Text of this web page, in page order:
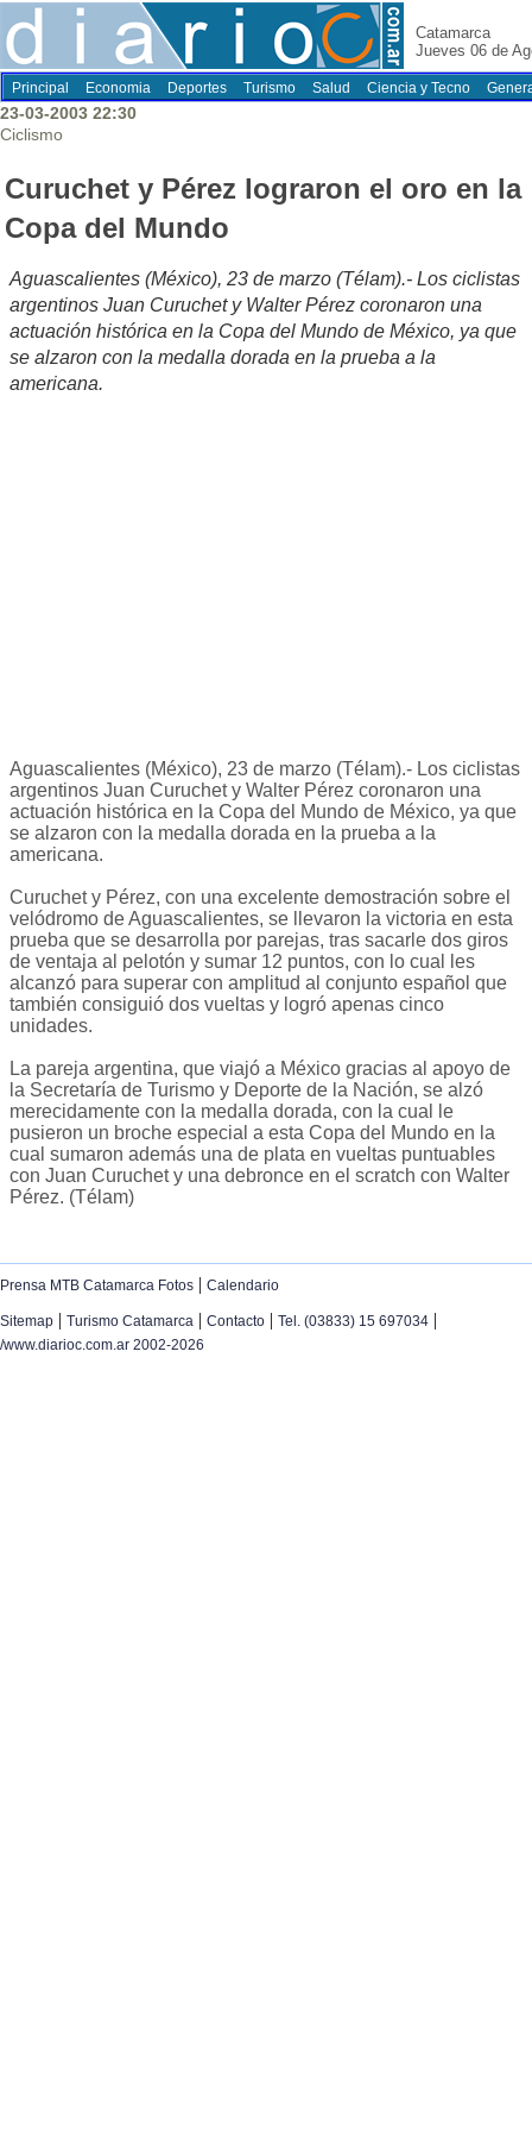
Catamarca
Jueves 06 de
Principal Economia Deportes Turismo Salud Ciencia y Tecno
23-03-2003 22:30
Ciclismo
Curuchet y Pérez lograron el oro en la
Copa del Mundo
Aguascalientes (México), 23 de marzo (Télam).- Los ciclistas
argentinos Juan Curuchet y Walter Pérez coronaron una
actuación histórica en la Copa del Mundo de México, ya que
se alzaron con la medalla dorada en la prueba a la
americana.
Aguascalientes (México), 23 de marzo (Télam).- Los ciclistas
argentinos Juan Curuchet y Walter Pérez coronaron una
actuación histórica en la Copa del Mundo de México, ya que
se alzaron con la medalla dorada en la prueba a la
americana.
Curuchet y Pérez, con una excelente demostración sobre el
velódromo de Aguascalientes, se llevaron la victoria en esta
prueba que se desarrolla por parejas, tras sacarle dos giros
de ventaja al pelotón y sumar 12 puntos, con lo cual les
alcanzó para superar con amplitud al conjunto español que
también consiguió dos vueltas y logró apenas cinco
unidades.
La pareja argentina, que viajó a México gracias al apoyo de
la Secretaría de Turismo y Deporte de la Nación, se alzó
merecidamente con la medalla dorada, con la cual le
pusieron un broche especial a esta Copa del Mundo en la
cual sumaron además una de plata en vueltas puntuables
con Juan Curuchet y una debronce en el scratch con Walter
Pérez. (Télam)
Prensa MTB Catamarca Fotos | Calendario
Sitemap | Turismo Catamarca | Contacto | Tel. (03833) 15 697034 |
/www.diarioc.com.ar 2002-2026